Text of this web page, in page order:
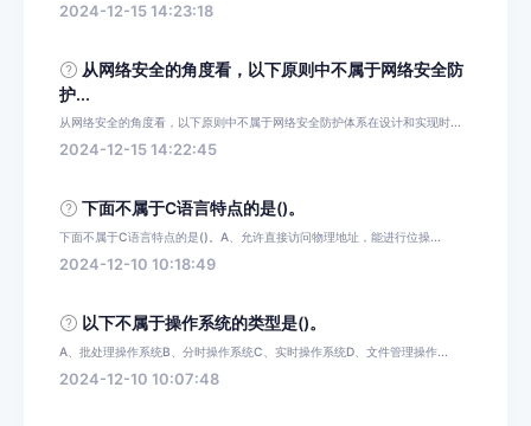
2024-12-15 14:23:18
从网络安全的角度看，以下原则中不属于网络安全防
护...
从网络安全的角度看，以下原则中不属于网络安全防护体系在设计和实现时...
2024-12-15 14:22:45
下面不属于C语言特点的是()。
下面不属于C语言特点的是()。A、允许直接访问物理地址，能进行位操...
2024-12-10 10:18:49
以下不属于操作系统的类型是()。
A、批处理操作系统B、分时操作系统C、实时操作系统D、文件管理操作...
2024-12-10 10:07:48